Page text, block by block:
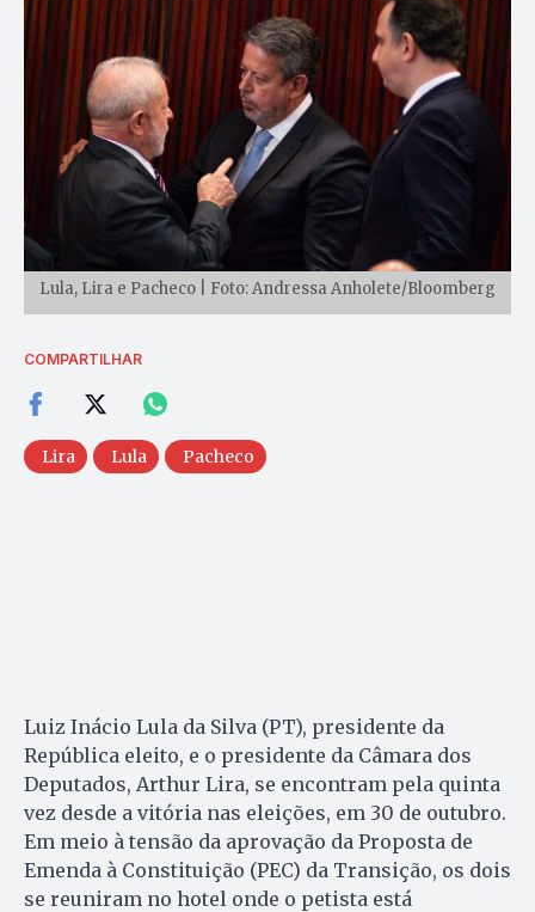
Lula, Lira e Pacheco | Foto: Andressa Anholete/Bloomberg
COMPARTILHAR
Lira Lula Pacheco
Luiz Inácio Lula da Silva (PT), presidente da
República eleito, e o presidente da Câmara dos
Deputados, Arthur Lira, se encontram pela quinta
vez desde a vitória nas eleições, em 30 de outubro.
Em meio à tensão da aprovação da Proposta de
Emenda à Constituição (PEC) da Transição, os dois
se reuniram no hotel onde o petista está